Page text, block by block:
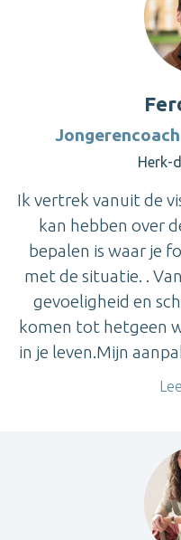
Herk-
Ik vertrek vanuit de
kan hebben over
bepalen is waar je
met de situatie. .
gevoeligheid en
komen tot hetgeen
in je leven.Mijn